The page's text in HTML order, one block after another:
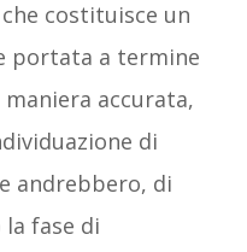
costituisce un
portata a termine
accurata,
di
andrebbero, di
fase di